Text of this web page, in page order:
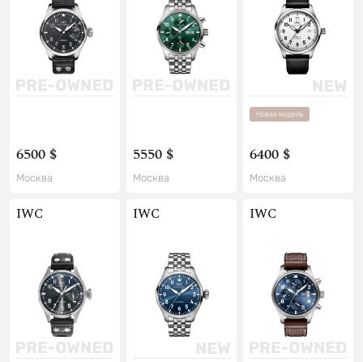
6500 $
Москва
5550 $
Москва
Новая модель
6400 $
Москва
IWC IWC IWC